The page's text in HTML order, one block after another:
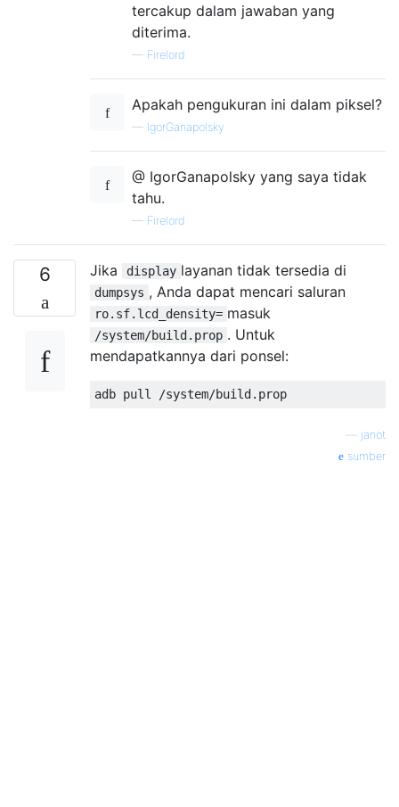
tercakup dalam jawaban yang
diterima.
— Firelord
Apakah pengukuran ini dalam piksel?
— IgorGanapolsky
@ IgorGanapolsky yang saya tidak
tahu.
— Firelord
6 Jika display layanan tidak tersedia di
dumpsys , Anda dapat mencari saluran
ro.sf.lcd_density= masuk
/system/build.prop . Untuk
mendapatkannya dari ponsel:
janot
sumber